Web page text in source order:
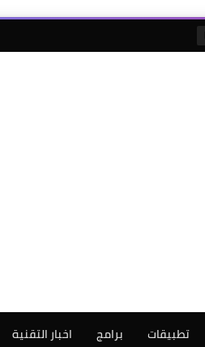
تطبيقات برامج اخبار التقنية